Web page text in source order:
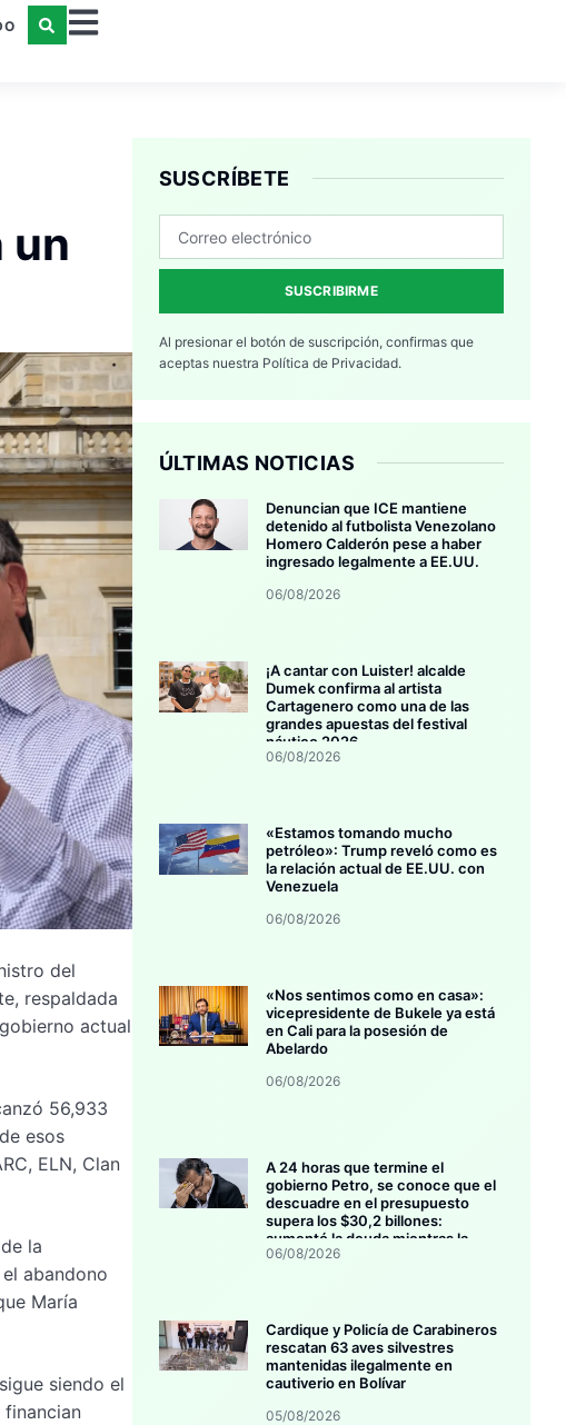
un
del
respaldada
actual
56,933
esos
ELN, Clan
la
abandono
María
siendo el
SUSCRÍBETE
SUSCRIBIRME
Al presionar el botón de suscripción, confirmas que
aceptas nuestra Política de Privacidad.
ÚLTIMAS NOTICIAS
Denuncian que ICE mantiene
detenido al futbolista Venezolano
Homero Calderón pese a haber
ingresado legalmente a EE.UU.
06/08/2026
¡A cantar con Luister! alcalde
Dumek confirma al artista
Cartagenero como una de las
grandes apuestas del festival
náutico 2026
06/08/2026
«Estamos tomando mucho
petróleo»: Trump reveló como es
la relación actual de EE.UU. con
Venezuela
06/08/2026
«Nos sentimos como en casa»:
vicepresidente de Bukele ya está
en Cali para la posesión de
Abelardo
06/08/2026
A 24 horas que termine el
gobierno Petro, se conoce que el
descuadre en el presupuesto
supera los $30,2 billones:
aumentó la deuda mientras la
inversión se estanca
06/08/2026
Cardique y Policía de Carabineros
rescatan 63 aves silvestres
mantenidas ilegalmente en
cautiverio en Bolívar
05/08/2026